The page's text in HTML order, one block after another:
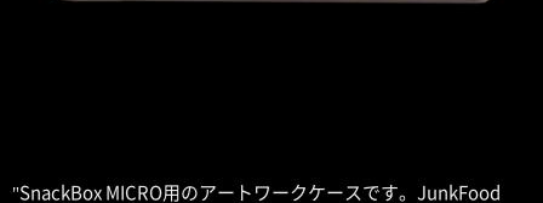
"SnackBox MICRO用のアートワークケースです。JunkFood